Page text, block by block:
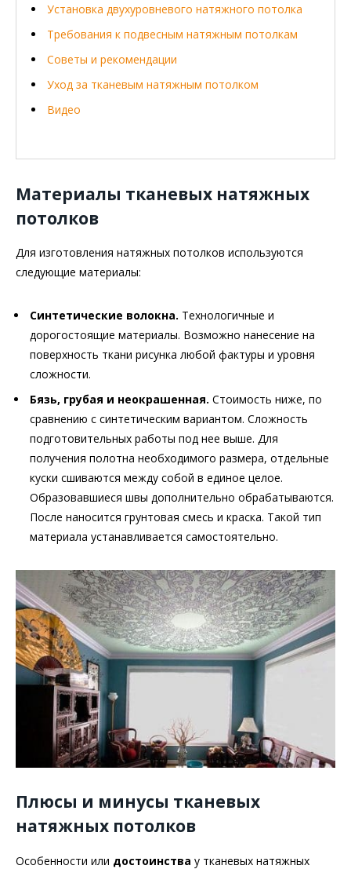
Установка двухуровневого натяжного потолка
Требования к подвесным натяжным потолкам
Советы и рекомендации
Уход за тканевым натяжным потолком
Видео
Материалы тканевых натяжных
потолков
Для изготовления натяжных потолков используются
следующие материалы:
Синтетические волокна. Технологичные и
дорогостоящие материалы. Возможно нанесение на
поверхность ткани рисунка любой фактуры и уровня
сложности.
Бязь, грубая и неокрашенная. Стоимость ниже, по
сравнению с синтетическим вариантом. Сложность
подготовительных работы под нее выше. Для
получения полотна необходимого размера, отдельные
куски сшиваются между собой в единое целое.
Образовавшиеся швы дополнительно обрабатываются.
После наносится грунтовая смесь и краска. Такой тип
материала устанавливается самостоятельно.
Плюсы и минусы тканевых
натяжных потолков
Особенности или достоинства у тканевых натяжных